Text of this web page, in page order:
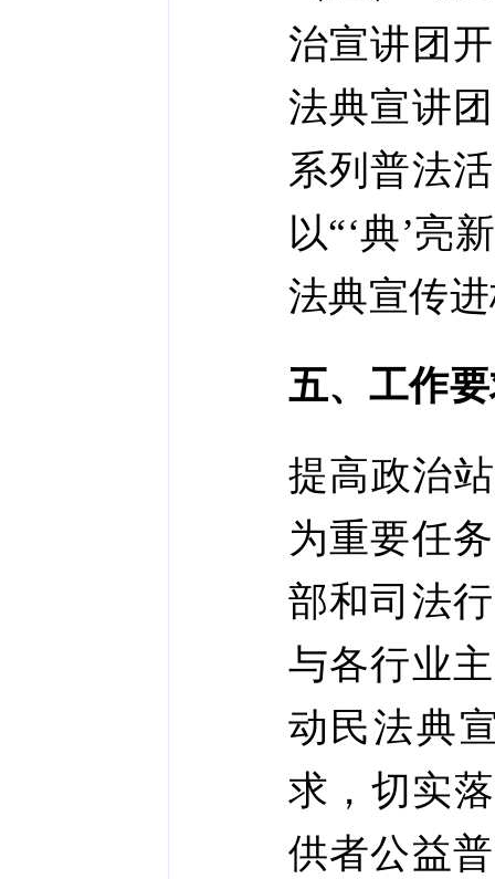
治宣讲团
法典宣讲
系列普法
以“‘典’亮
法典宣传
五、工作
提高政治
为重要任
部和司法
与各行业
动民法典
求，切实
供者公益